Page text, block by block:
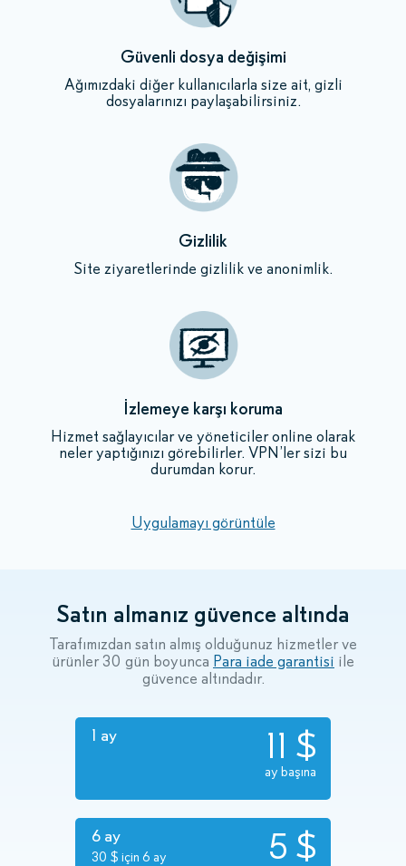
Güvenli dosya değişimi
Ağımızdaki diğer kullanıcılarla size ait, gizli
dosyalarınızı paylaşabilirsiniz.
Gizlilik
Site ziyaretlerinde gizlilik ve anonimlik.
İzlemeye karşı koruma
Hizmet sağlayıcılar ve yöneticiler online olarak
neler yaptığınızı görebilirler. VPN’ler sizi bu
durumdan korur.
Uygulamayı görüntüle
Satın almanız güvence altında
Tarafımızdan satın almış olduğunuz hizmetler ve
ürünler 30 gün boyunca Para iade garantisi ile
güvence altındadır.
1 ay 11 $
ay başına
6 ay
30 $ için 6 ay 5 $